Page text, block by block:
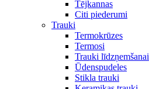
Tējkannas
Citi piederumi
Trauki
Termokrūzes
Termosi
Trauki līdzņemšanai
Ūdenspudeles
Stikla trauki